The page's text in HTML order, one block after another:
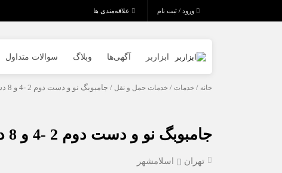
ورود / ثبت نام علاقه‌مندی ها
ابزاربر آگهی‌ها وبلاگ سوالات متداول
خانه / خدمات / خدمات حمل و نقل / جامبوبگ نو و دست دوم 2 -4 و 8 دسته
جامبوبگ نو و دست دوم 2 -4 و 8 دسته
تهران اسلامشهر